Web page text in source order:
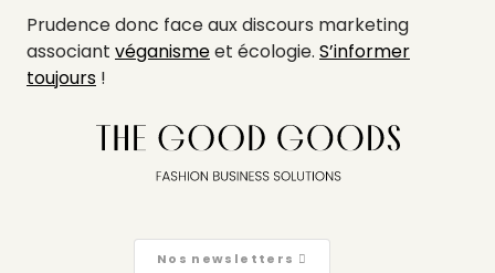
Prudence donc face aux discours marketing
associant véganismeet écologie. S’informer
toujours !
Nos newsletters